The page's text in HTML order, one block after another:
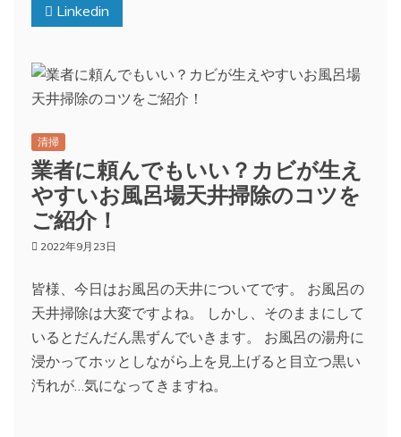
Linkedin
清掃
業者に頼んでもいい？カビが生え
やすいお風呂場天井掃除のコツを
ご紹介！
2022年9月23日
皆様、今日はお風呂の天井についてです。 お風呂の
天井掃除は大変ですよね。 しかし、そのままにして
いるとだんだん黒ずんでいきます。 お風呂の湯舟に
浸かってホッとしながら上を見上げると目立つ黒い
汚れが…気になってきますね。